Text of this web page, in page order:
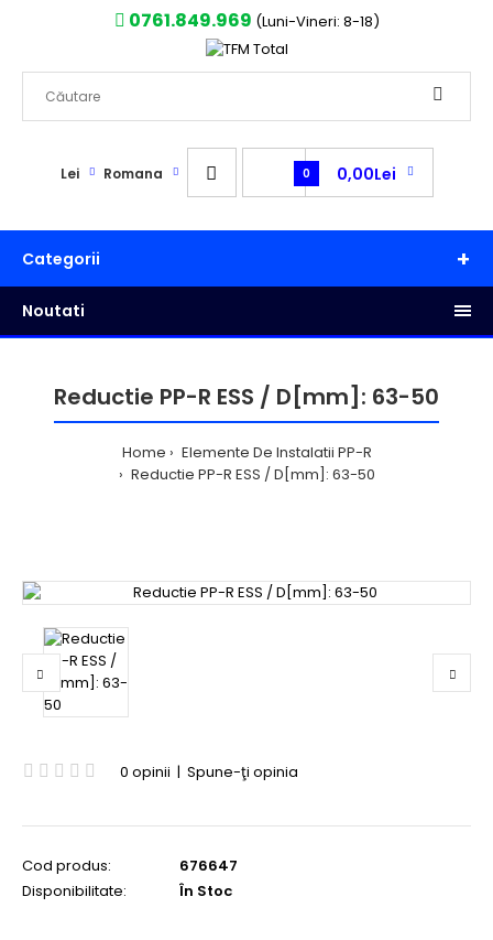
0761.849.969 (Luni-Vineri: 8-18)
Lei Romana 0 0,00Lei
Categorii
Noutati
Reductie PP-R ESS / D[mm]: 63-50
Home
Elemente De Instalatii PP-R
Reductie PP-R ESS / D[mm]: 63-50
0 opinii | Spune-ţi opinia
Cod produs:
676647
Disponibilitate:
În Stoc